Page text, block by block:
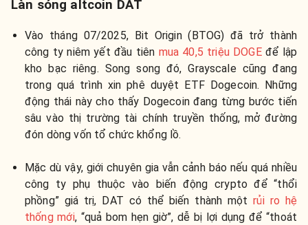
Làn sóng altcoin DAT
Vào tháng 07/2025, Bit Origin (BTOG) đã trở thành
công ty niêm yết đầu tiên mua 40,5 triệu DOGEđể lập
kho bạc riêng. Song song đó, Grayscale cũng đang
trong quá trình xin phê duyệt ETF Dogecoin. Những
động thái này cho thấy Dogecoin đang từng bước tiến
sâu vào thị trường tài chính truyền thống, mở đường
đón dòng vốn tổ chức khổng lồ.
Mặc dù vậy, giới chuyên gia vẫn cảnh báo nếu quá nhiều
công ty phụ thuộc vào biến động crypto để “thổi
phồng” giá trị, DAT có thể biến thành mộtrủi ro hệ
thống mới, “quả bom hẹn giờ”, dễ bị lợi dụng để “thoát